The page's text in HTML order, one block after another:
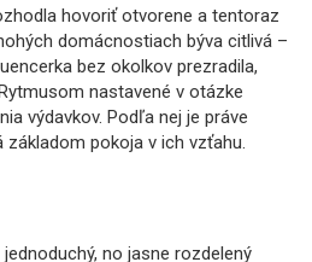
hovoriť otvorene a tentoraz
domácnostiach býva citlivá –
bez okolkov prezradila,
nastavené v otázke
výdavkov. Podľa nej je práve
pokoja v ich vzťahu.
no jasne rozdelený